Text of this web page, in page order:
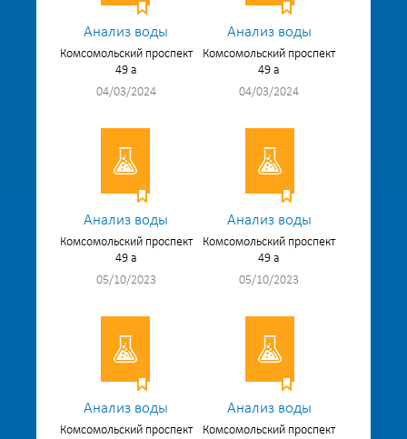
Анализ воды
Комсомольский проспект
49 а
04/03/2024
Анализ воды
Комсомольский проспект
49 а
04/03/2024
Анализ воды
Комсомольский проспект
49 а
05/10/2023
Анализ воды
Комсомольский проспект
49 а
05/10/2023
Анализ воды
Комсомольский проспект
Анализ воды
Комсомольский проспект